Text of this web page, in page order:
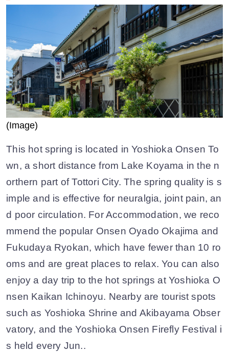
(Image)
This hot spring is located in Yoshioka Onsen To
wn, a short distance from Lake Koyama in the n
orthern part of Tottori City. The spring quality is s
imple and is effective for neuralgia, joint pain, an
d poor circulation. For Accommodation, we reco
mmend the popular Onsen Oyado Okajima and
Fukudaya Ryokan, which have fewer than 10 ro
oms and are great places to relax. You can also
enjoy a day trip to the hot springs at Yoshioka O
nsen Kaikan Ichinoyu. Nearby are tourist spots
such as Yoshioka Shrine and Akibayama Obser
vatory, and the Yoshioka Onsen Firefly Festival i
s held every Jun..